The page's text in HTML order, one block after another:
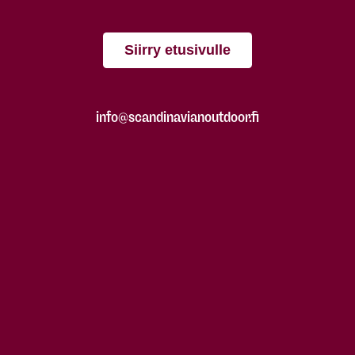
Siirry etusivulle
info@scandinavianoutdoor.fi